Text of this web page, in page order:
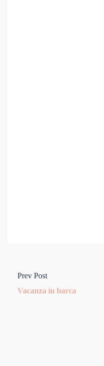
Prev Post
Vacanza in barca